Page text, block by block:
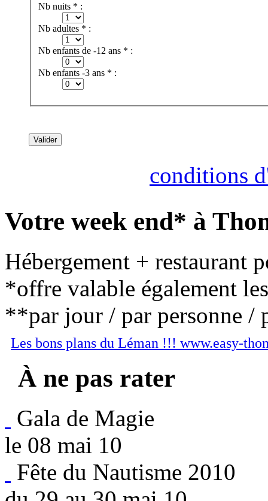
Nb nuits * :
Nb adultes * :
Nb enfants de -12 ans * :
Nb enfants -3 ans * :
conditions
Votre week end* à
Hébergement + restaurant
*offre valable également
**par jour / par personne /
Les bons plans du Léman !!! www.easy-
À ne pas rater
Gala de Magie
le 08 mai 10
Fête du Nautisme 2010